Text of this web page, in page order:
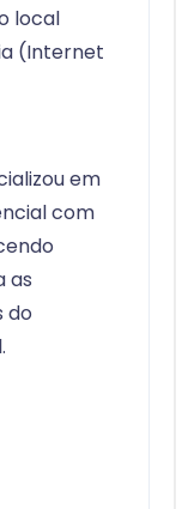
local
(Internet
em
com
as
do